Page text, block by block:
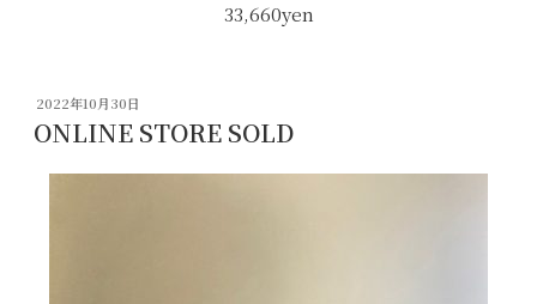
33,660yen
投
稿
日:
2022年10月30日
ONLINE STORE SOLD